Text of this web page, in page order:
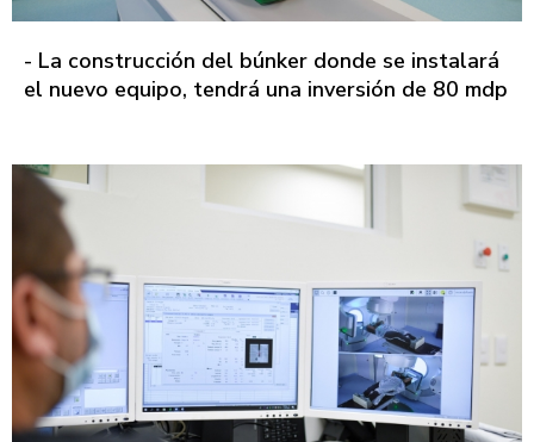
- La construcción del búnker donde se instalará
el nuevo equipo, tendrá una inversión de 80 mdp